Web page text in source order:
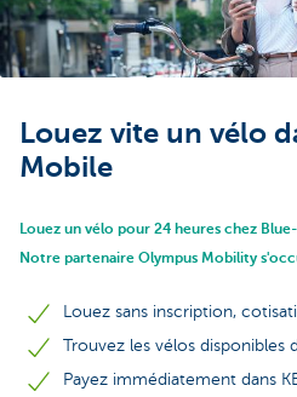
Brussels
Louez vite un vélo
Mobile
Louez un vélo pour 24 heures chez
Notre partenaire Olympus Mobility
Louez sans inscription,
Trouvez les vélos disponibles
Payez immédiatement dans